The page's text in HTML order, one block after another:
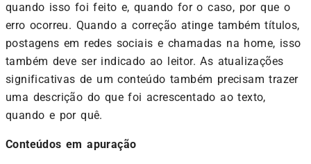
quando isso foi feito e, quando for o caso, por que o
erro ocorreu. Quando a correção atinge também títulos,
postagens em redes sociais e chamadas na home, isso
também deve ser indicado ao leitor. As atualizações
significativas de um conteúdo também precisam trazer
uma descrição do que foi acrescentado ao texto,
quando e por quê.
Conteúdos em apuração